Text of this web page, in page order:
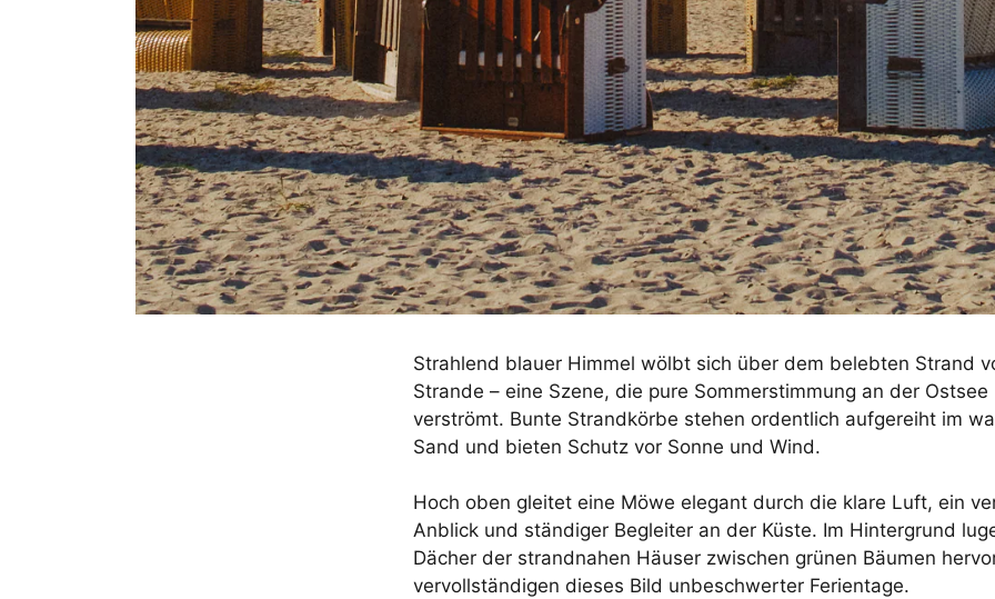
Strahlend blauer Himmel wölbt sich über dem belebten Strand
Strande – eine Szene, die pure Sommerstimmung an der Ostsee
verströmt. Bunte Strandkörbe stehen ordentlich aufgereiht im
Sand und bieten Schutz vor Sonne und Wind.
Hoch oben gleitet eine Möwe elegant durch die klare Luft, ein
Anblick und ständiger Begleiter an der Küste. Im Hintergrund
Dächer der strandnahen Häuser zwischen grünen Bäumen
vervollständigen dieses Bild unbeschwerter Ferientage.